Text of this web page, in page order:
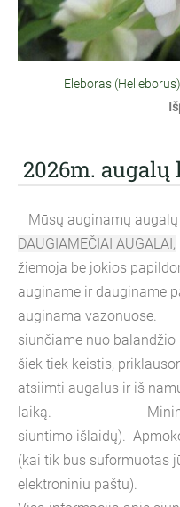
2026m. augalų
Mūsų auginamų
DAUGIAMEČIAI AUGALAI,
žiemoja be jokios
auginame ir dauginame
auginama
siunčiame nuo
šiek tiek keistis,
atsiimti augalus ir iš
laiką. Minimali
siuntimo išlaidų).
(kai tik bus suformuotas
Eleboras